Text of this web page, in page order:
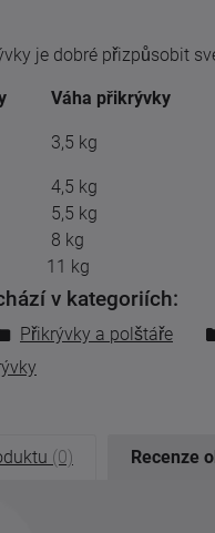
je dobré přizpůsobit
Váha přikrývky
3,5 kg
4,5 kg
5,5 kg
8 kg
11 kg
v kategoriích:
Přikrývky a polštáře
(0) Recenze